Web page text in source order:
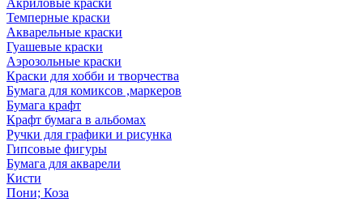
Акриловые краски
Темперные краски
Акварельные краски
Гуашевые краски
Аэрозольные краски
Краски для хобби и творчества
Бумага для комиксов ,маркеров
Бумага крафт
Крафт бумага в альбомах
Ручки для графики и рисунка
Гипсовые фигуры
Бумага для акварели
Кисти
Пони; Коза